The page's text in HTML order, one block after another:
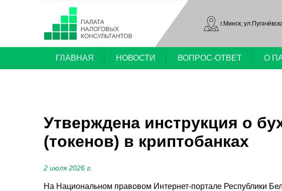
г.Минск,
ГЛАВНАЯ НОВОСТИ ВОПРОС-ОТВЕТ О
Утверждена инструкция о
(токенов) в криптобанках
2 июля 2026 г.
На Национальном правовом Интернет-портале Республики